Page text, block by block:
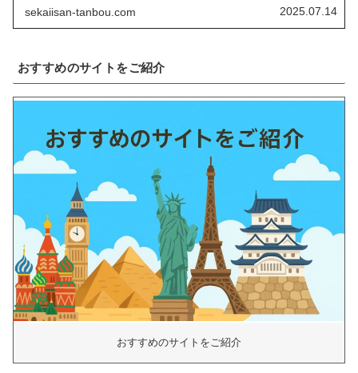
sekaiisan-tanbou.com 2025.07.14
おすすめのサイトをご紹介
おすすめのサイトをご紹介